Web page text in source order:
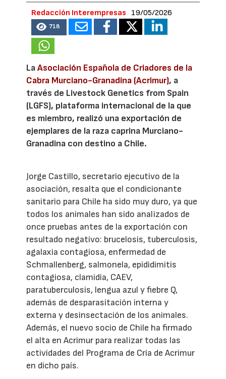
Redacción Interempresas 19/05/2026
718
LaAsociación Española de Criadores de la
Cabra Murciano-Granadina (Acrimur), a
través de Livestock Genetics from Spain
(LGFS), plataforma internacional de la que
es miembro, realizó una exportación de
ejemplares de la raza caprina Murciano-
Granadina con destino a Chile.
Jorge Castillo, secretario ejecutivo de la
asociación, resalta que el condicionante
sanitario para Chile ha sido muy duro, ya que
todos los animales han sido analizados de
once pruebas antes de la exportación con
resultado negativo: brucelosis, tuberculosis,
agalaxia contagiosa, enfermedad de
Schmallenberg, salmonela, epididimitis
contagiosa, clamidia, CAEV,
paratuberculosis, lengua azul y fiebre Q,
además de desparasitación interna y
externa y desinsectación de los animales.
Además, el nuevo socio de Chile ha firmado
el alta en Acrimur para realizar todas las
actividades del Programa de Cría de Acrimur
en dicho país.